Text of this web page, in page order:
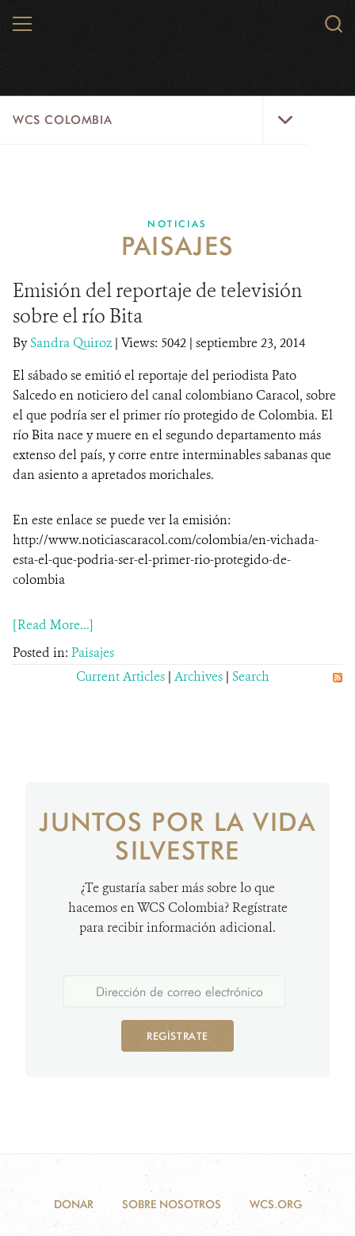
MENU
WCS COLOMBIA
EJES ESTRATÉGICOS
AQUÍ TRABAJAMOS
LÍNEAS DE ACCIÓN
MICROSITIOS
NOTICIAS
WCS VISUAL
PUBLICACIONES
COBERTURA EN MEDIOS DE COMUNICACIÓN
INFORME ANUAL WCS
NOTICIAS
PAISAJES
Emisión del reportaje de televisión
sobre el río Bita
BySandra Quiroz| Views: 5042 | septiembre 23, 2014
El sábado se emitió el reportaje del periodista Pato
Salcedo en noticiero del canal colombiano Caracol, sobre
el que podría ser el primer río protegido de Colombia. El
río Bita nace y muere en el segundo departamento más
extenso del país, y corre entre interminables sabanas que
dan asiento a apretados morichales.
En este enlace se puede ver la emisión:
http://www.noticiascaracol.com/colombia/en-vichada-
esta-el-que-podria-ser-el-primer-rio-protegido-de-
colombia
[Read More...]
Posted in: Paisajes
Current Articles | Archives | Search
JUNTOS POR LA VIDA
SILVESTRE
¿Te gustaría saber más sobre lo que
hacemos en WCS Colombia? Regístrate
para recibir información adicional.
REGÍSTRATE
DONAR SOBRE NOSOTROS WCS.ORG